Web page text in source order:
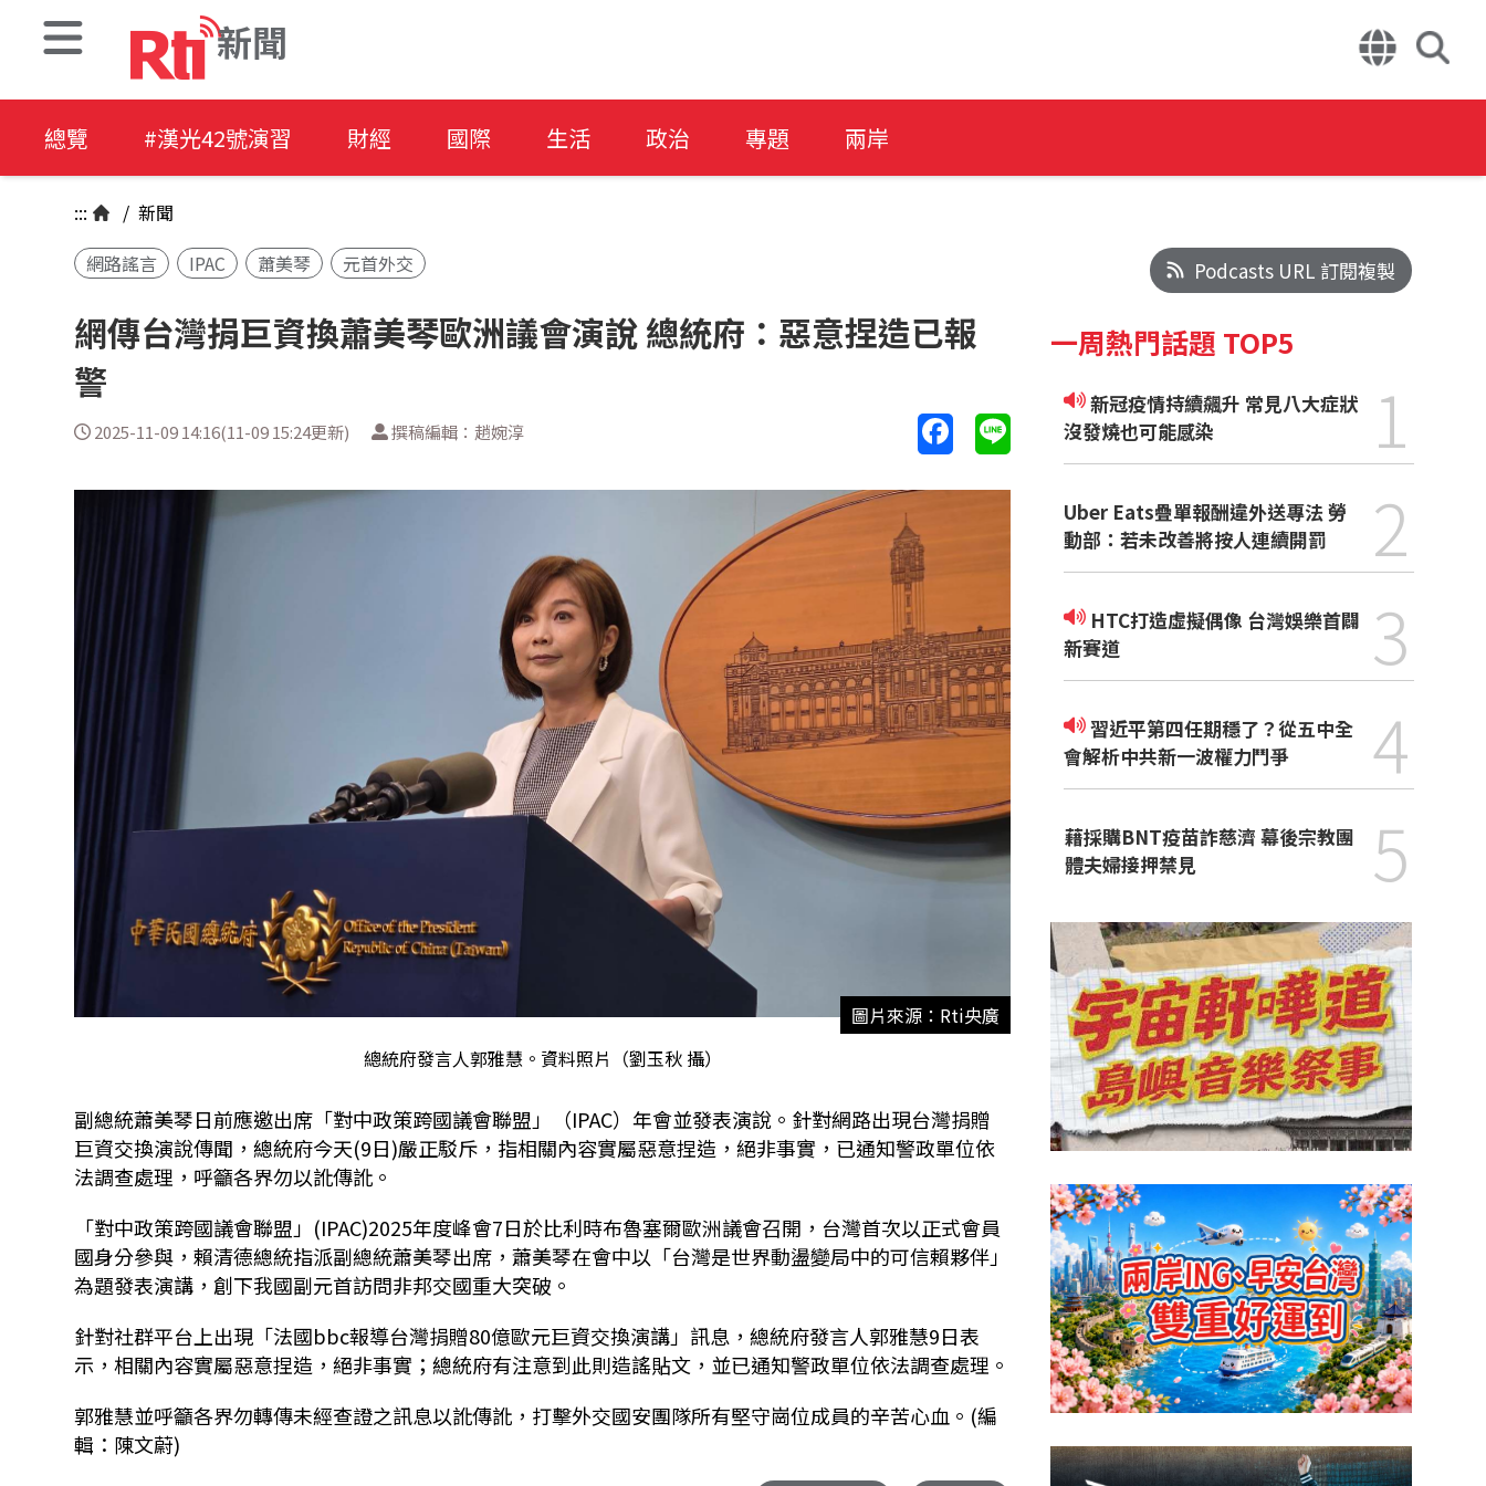
新聞
總覽 #漢光42號演習 財經 國際 生活 政治 專題 兩岸
::: / 新聞
網路謠言
IPAC 蕭美琴 元首外交
網傳台灣捐巨資換蕭美琴歐洲議會演說 總統府：惡意捏造已報
警
2025-11-09 14:16(11-09 15:24更新) 撰稿編輯：趙婉淳
圖片來源：Rti央廣
總統府發言人郭雅慧。資料照片（劉玉秋 攝）
副總統蕭美琴日前應邀出席「對中政策跨國議會聯盟」（IPAC）年會並發表演說。針對網路出現台灣捐贈
巨資交換演說傳聞，總統府今天(9日)嚴正駁斥，指相關內容實屬惡意捏造，絕非事實，已通知警政單位依
法調查處理，呼籲各界勿以訛傳訛。
「對中政策跨國議會聯盟」 (IPAC)2025年度峰會7日於比利時布魯塞爾歐洲議會召開，台灣首次以正式會員
國身分參與，賴清德總統指派副總統蕭美琴出席，蕭美琴在會中以「台灣是世界動盪變局中的可信賴夥伴」
為題發表演講，創下我國副元首訪問非邦交國重大突破。
針對社群平台上出現「法國bbc報導台灣捐贈80億歐元巨資交換演講」訊息，總統府發言人郭雅慧9日表
示，相關內容實屬惡意捏造，絕非事實；總統府有注意到此則造謠貼文，並已通知警政單位依法調查處理。
郭雅慧並呼籲各界勿轉傳未經查證之訊息以訛傳訛，打擊外交國安團隊所有堅守崗位成員的辛苦心血。(編
輯：陳文蔚)
Podcasts URL 訂閱複製
一周熱門話題 TOP5
新冠疫情持續飆升 常見八大症狀
沒發燒也可能感染
1
Uber Eats疊單報酬違外送專法 勞
動部：若未改善將按人連續開罰
2
新賽道
3
習近平第四任期穩了？從五中全
會解析中共新一波權力鬥爭
4
藉採購BNT疫苗詐慈濟 幕後宗教團
體夫婦接押禁見
5